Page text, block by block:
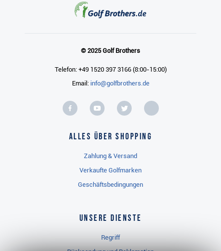
© 2025 Golf Brothers
Telefon: +49 1520 397 3166 (8:00-15:00)
Email: info@golfbrothers.de
Alles über Shopping
Zahlung & Versand
Verkaufte Golfmarken
Geschäftsbedingungen
Unsere Dienste
Regriff